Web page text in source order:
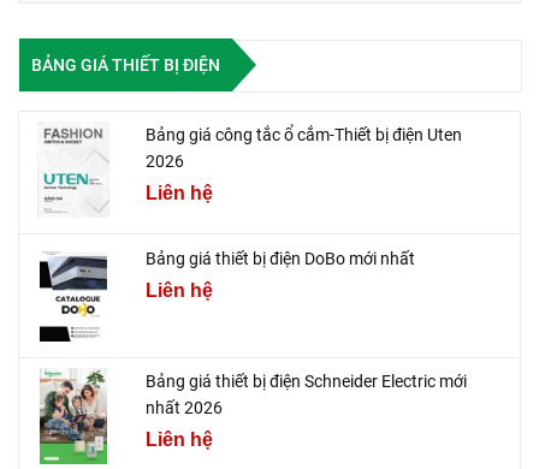
BẢNG GIÁ THIẾT BỊ ĐIỆN
Bảng giá công tắc ổ cắm-Thiết bị điện Uten
2026
Liên hệ
Bảng giá thiết bị điện DoBo mới nhất
Liên hệ
Bảng giá thiết bị điện Schneider Electric mới
nhất 2026
Liên hệ